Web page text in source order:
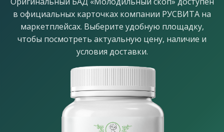
в официальных карточках компании РУСВИТА на
маркетплейсах. Выберите удобную площадку,
чтобы посмотреть актуальную цену, наличие и
условия доставки.